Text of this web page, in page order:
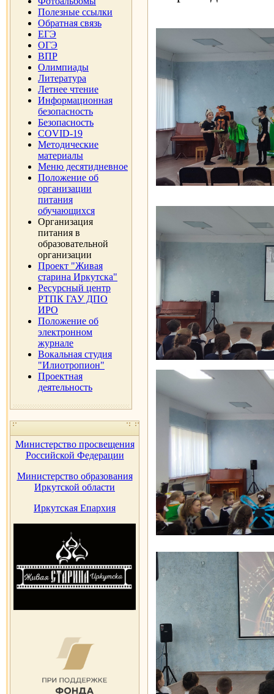
Полезные ссылки
Обратная связь
ЕГЭ
ОГЭ
ВПР
Олимпиады
Литература
Летнее чтение
Информационная
безопасность
Безопасность
COVID-19
Методические
материалы
Меню десятидневное
Положение об
организации
питания
обучающихся
Организация
питания в
образовательной
организации
Проект "Живая
старина Иркутска"
Ресурсный центр
РТПК ГАУ ДПО
ИРО
Положение об
электронном
журнале
Вокальная студия
"Илиотропион"
Проектная
деятельность
Министерство просвещения
Российской Федерации
Министерство образования
Иркутской области
Иркутская Епархия